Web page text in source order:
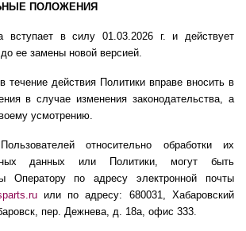
ПОЛОЖЕНИЯ
вступает в силу 01.03.2026 г. и действует
ее замены новой версией.
течение действия Политики вправе вносить в
в случае изменения законодательства, а
усмотрению.
относительно обработки их
данных или Политики, могут быть
Оператору по адресу электронной почты
.ruили по адресу: 680031, Хабаровский
пер. Дежнева, д. 18а, офис 333.